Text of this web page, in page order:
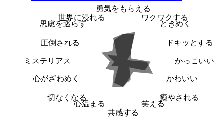
勇気をもらえる
ワクワクする
ときめく
ドキッとする
かっこいい
かわいい
癒やされる
笑える
共感する
心温まる
切なくなる
心がざわめく
ミステリアス
圧倒される
思慮を巡らす
世界に浸れる